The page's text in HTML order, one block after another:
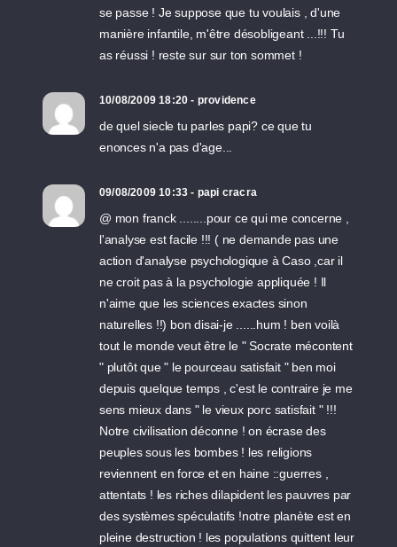
se passe ! Je suppose que tu voulais , d'une
manière infantile, m'être désobligeant ...!!! Tu
as réussi ! reste sur sur ton sommet !
10/08/2009 18:20 - providence
de quel siecle tu parles papi? ce que tu
enonces n'a pas d'age...
09/08/2009 10:33 - papi cracra
@ mon franck ........pour ce qui me concerne ,
l'analyse est facile !!! ( ne demande pas une
action d'analyse psychologique à Caso ,car il
ne croit pas à la psychologie appliquée ! Il
n'aime que les sciences exactes sinon
naturelles !!) bon disai-je ......hum ! ben voilà
tout le monde veut être le " Socrate mécontent
" plutôt que " le pourceau satisfait " ben moi
depuis quelque temps , c'est le contraire je me
sens mieux dans " le vieux porc satisfait " !!!
Notre civilisation déconne ! on écrase des
peuples sous les bombes ! les religions
reviennent en force et en haine ::guerres ,
attentats ! les riches dilapident les pauvres par
des systèmes spéculatifs !notre planète est en
pleine destruction ! les populations quittent leur